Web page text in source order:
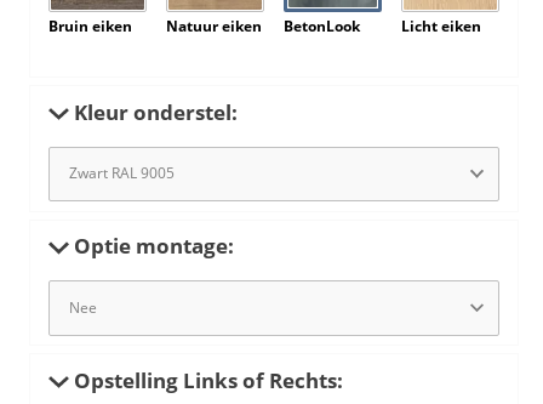
Bruin eiken Natuur eiken BetonLook Licht eiken
Kleur onderstel:
Optie montage:
Opstelling Links of Rechts: